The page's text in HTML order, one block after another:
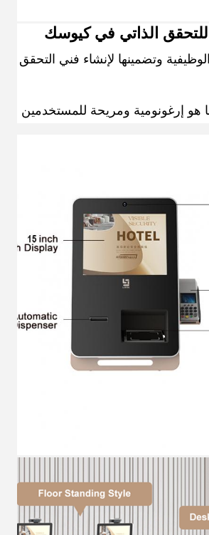
الذاتي في كيوسك
وتضمينها لإنشاء فني التحقق
هو إرغونومية ومريحة للمستخدمين